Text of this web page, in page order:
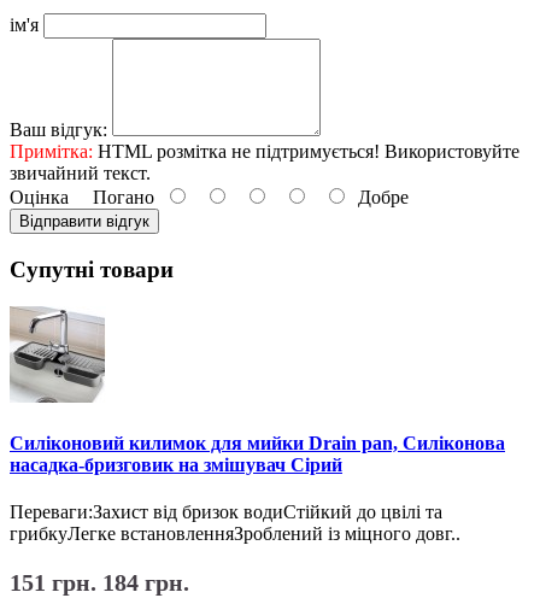
ім'я
Ваш відгук:
Примітка: HTML розмітка не підтримується! Використовуйте
звичайний текст.
Оцінка Погано Добре
Відправити відгук
Супутні товари
Силіконовий килимок для мийки Drain pan, Силіконова
насадка-бризговик на змішувач Сірий
Переваги:Захист від бризок водиСтійкий до цвілі та
грибкуЛегке встановленняЗроблений із міцного довг..
151 грн. 184 грн.